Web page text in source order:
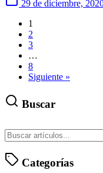
29 de diciembre,
1
2
3
…
8
Siguiente »
Buscar
Categorías